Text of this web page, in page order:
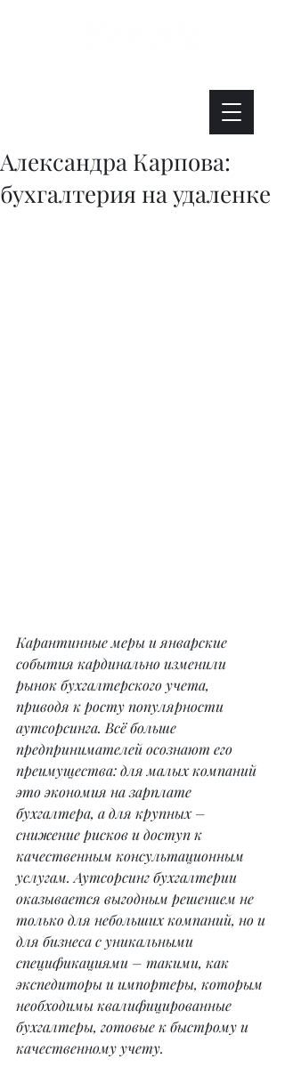
Александра Карпова:
бухгалтерия на удаленке
Карантинные меры и январские
события кардинально изменили
рынок бухгалтерского учета,
приводя к росту популярности
аутсорсинга. Всё больше
предпринимателей осознают его
преимущества: для малых компаний
это экономия на зарплате
бухгалтера, а для крупных –
снижение рисков и доступ к
качественным консультационным
услугам. Аутсорсинг бухгалтерии
оказывается выгодным решением не
только для небольших компаний, но и
для бизнеса с уникальными
спецификациями – такими, как
экспедиторы и импортеры, которым
необходимы квалифицированные
бухгалтеры, готовые к быстрому и
качественному учету.